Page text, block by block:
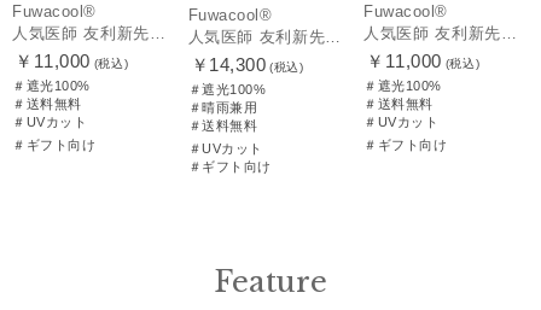
Fuwacool®
￥11,000 (税込)
＃遮光100%
＃送料無料
＃UVカット
＃ギフト向け
Fuwacool®
￥14,300 (税込)
＃遮光100%
＃晴雨兼用
＃送料無料
＃UVカット
＃ギフト向け
Fuwacool®
￥11,000 (税込)
＃遮光100%
＃送料無料
＃UVカット
＃ギフト向け
Feature